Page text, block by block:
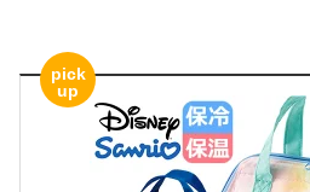
pick
up